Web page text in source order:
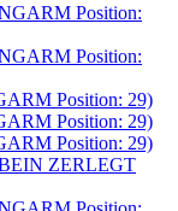
Position:
Position:
Position: 29)
Position: 29)
Position: 29)
ZERLEGT